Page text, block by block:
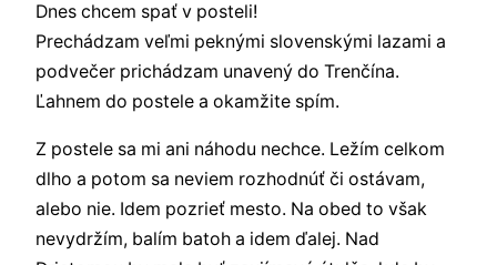
Dnes chcem spať v posteli!
Prechádzam veľmi peknými slovenskými lazami a
podvečer prichádzam unavený do Trenčína.
Ľahnem do postele a okamžite spím.
Z postele sa mi ani náhodu nechce. Ležím celkom
dlho a potom sa neviem rozhodnúť či ostávam,
alebo nie. Idem pozrieť mesto. Na obed to však
nevydržím, balím batoh a idem ďalej. Nad